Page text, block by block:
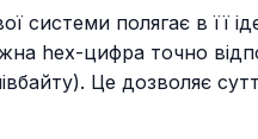
системи полягає в її
hex-цифра точно
Це дозволяє